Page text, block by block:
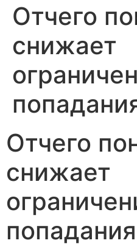
Отчего
снижает
Отчего
снижает
попадания